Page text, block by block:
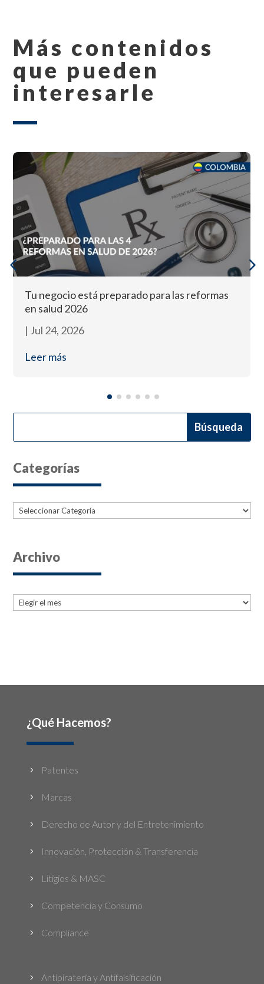
Más contenidos
que pueden
interesarle
Tu negocio está preparado para las reformas
en salud 2026
| Jul 24, 2026
Leer más
Categorías
Categorías
Archivo
Archives
¿Qué Hacemos?
5 Patentes
5 Marcas
5 Derecho de Autor y del Entretenimiento
5 Innovación, Protección & Transferencia
5 Litigios & MASC
5 Competencia y Consumo
5 Compliance
5 Antipiratería y Antifalsificación